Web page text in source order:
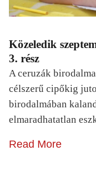
Közeledik
3. rész
A ceruzák
célszerű cipőkig
birodalmában
elmaradhatatlan
Read More